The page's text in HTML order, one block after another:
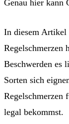
Genau hier kann
In diesem Artikel
Regelschmerzen
Beschwerden es
Sorten sich
Regelschmerzen
legal bekommst.